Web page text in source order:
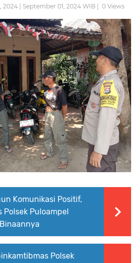
| September 01, 2024 WIB | 0 Views
Komunikasi Positif,
Puloampel
Polsek